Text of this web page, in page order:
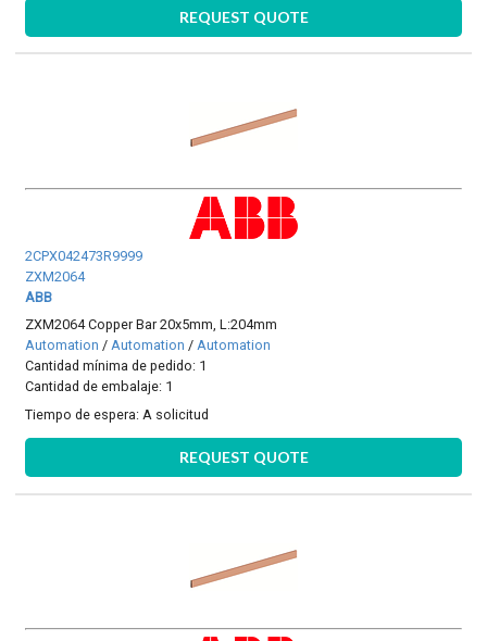
REQUEST QUOTE
2CPX042473R9999
ZXM2064
ABB
ZXM2064 Copper Bar 20x5mm, L:204mm
Automation /Automation /Automation
Cantidad mínima de pedido: 1
Cantidad de embalaje: 1
Tiempo de espera: A solicitud
REQUEST QUOTE